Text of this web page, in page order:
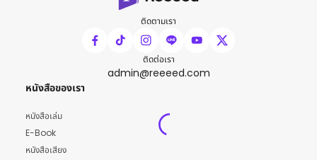
ติดตามเรา
ติดต่อเรา
admin@reeeed.com
หนังสือของเรา
หนังสือเล่ม
E-Book
หนังสือเสียง